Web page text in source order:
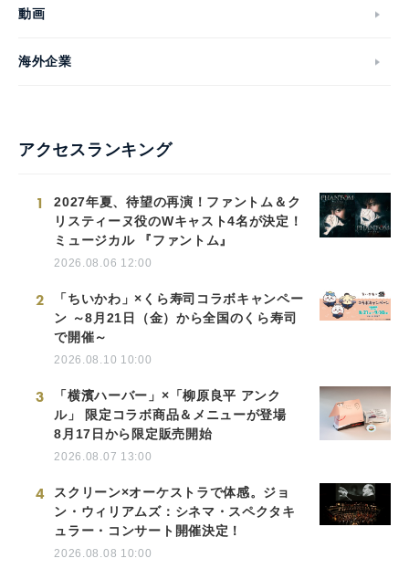
動画
海外企業
アクセスランキング
1
2027年夏、待望の再演！ファントム＆ク
リスティーヌ役のWキャスト4名が決定！
ミュージカル 『ファントム』
2026.08.06 12:00
2
「ちいかわ」×くら寿司コラボキャンペー
ン ～8月21日（金）から全国のくら寿司
で開催～
2026.08.10 10:00
3
「横濱ハーバー」×「柳原良平 アンク
ル」 限定コラボ商品＆メニューが登場
8月17日から限定販売開始
2026.08.07 13:00
4
スクリーン×オーケストラで体感。ジョ
ン・ウィリアムズ：シネマ・スペクタキ
ュラー・コンサート開催決定！
2026.08.08 10:00